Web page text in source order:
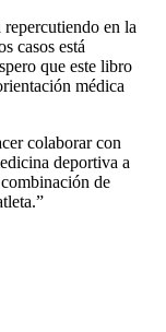
en la
casos está
que este libro
médica
colaborar con
deportiva a
de